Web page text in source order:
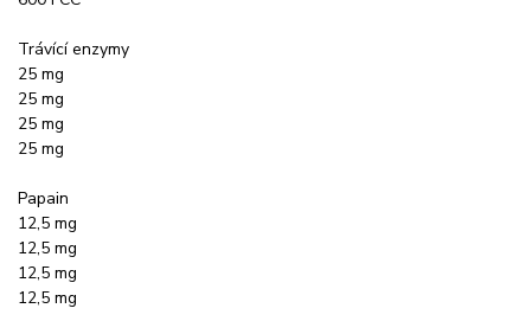
Trávící enzymy
25 mg
25 mg
25 mg
25 mg
Papain
12,5 mg
12,5 mg
12,5 mg
12,5 mg